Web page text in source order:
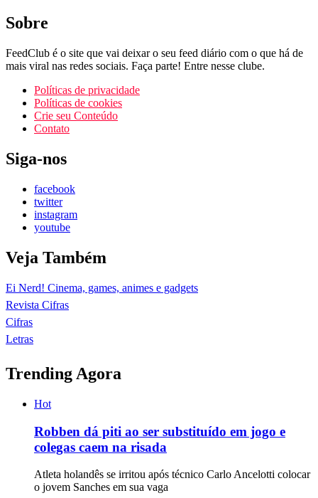
Sobre
FeedClub é o site que vai deixar o seu feed diário com o que há de
mais viral nas redes sociais. Faça parte! Entre nesse clube.
Políticas de privacidade
Políticas de cookies
Crie seu Conteúdo
Contato
Siga-nos
facebook
twitter
instagram
youtube
Veja Também
Ei Nerd! Cinema, games, animes e gadgets
Revista Cifras
Cifras
Letras
Trending Agora
Hot
Robben dá piti ao ser substituído em jogo e
colegas caem na risada
Atleta holandês se irritou após técnico Carlo Ancelotti colocar
o jovem Sanches em sua vaga